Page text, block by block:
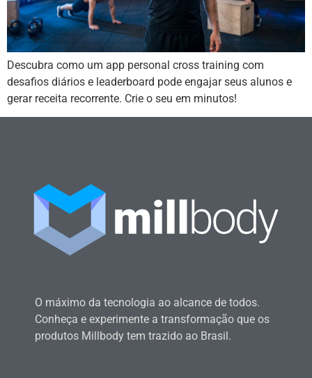
Descubra como um app personal cross training com
desafios diários e leaderboard pode engajar seus alunos e
gerar receita recorrente. Crie o seu em minutos!
O máximo da tecnologia ao alcance de todos.
Conheça e experimente a transformação que os
produtos Millbody tem trazido ao Brasil.